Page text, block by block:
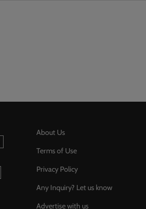
About Us
Terms of Use
Privacy Policy
Any Inquiry? Let us know
Advertise with us